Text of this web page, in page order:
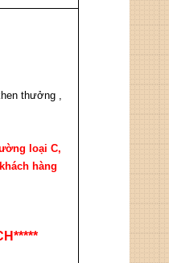
thưởng ,
loại C,
hàng